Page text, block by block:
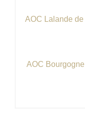
AOC Lalande
AOC